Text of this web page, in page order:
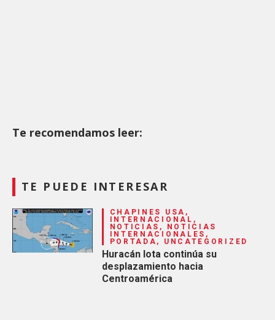
Te recomendamos leer:
TE PUEDE INTERESAR
CHAPINES USA,
INTERNACIONAL,
NOTICIAS, NOTICIAS
INTERNACIONALES,
PORTADA, UNCATEGORIZED
Huracán Iota continúa su
desplazamiento hacia
Centroamérica